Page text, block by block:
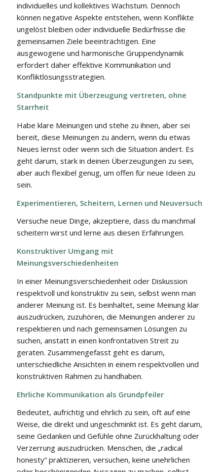
individuelles und kollektives Wachstum. Dennoch
können negative Aspekte entstehen, wenn Konflikte
ungelöst bleiben oder individuelle Bedürfnisse die
gemeinsamen Ziele beeinträchtigen. Eine
ausgewogene und harmonische Gruppendynamik
erfordert daher effektive Kommunikation und
Konfliktlösungsstrategien.
Standpunkte mit Überzeugung vertreten, ohne
Starrheit
Habe klare Meinungen und stehe zu ihnen, aber sei
bereit, diese Meinungen zu ändern, wenn du etwas
Neues lernst oder wenn sich die Situation ändert. Es
geht darum, stark in deinen Überzeugungen zu sein,
aber auch flexibel genug, um offen für neue Ideen zu
sein.
Experimentieren, Scheitern, Lernen und Neuversuch
Versuche neue Dinge, akzeptiere, dass du manchmal
scheitern wirst und lerne aus diesen Erfahrungen.
Konstruktiver Umgang mit
Meinungsverschiedenheiten
In einer Meinungsverschiedenheit oder Diskussion
respektvoll und konstruktiv zu sein, selbst wenn man
anderer Meinung ist. Es beinhaltet, seine Meinung klar
auszudrücken, zuzuhören, die Meinungen anderer zu
respektieren und nach gemeinsamen Lösungen zu
suchen, anstatt in einen konfrontativen Streit zu
geraten. Zusammengefasst geht es darum,
unterschiedliche Ansichten in einem respektvollen und
konstruktiven Rahmen zu handhaben.
Ehrliche Kommunikation als Grundpfeiler
Bedeutet, aufrichtig und ehrlich zu sein, oft auf eine
Weise, die direkt und ungeschminkt ist. Es geht darum,
seine Gedanken und Gefühle ohne Zurückhaltung oder
Verzerrung auszudrücken. Menschen, die „radical
honesty“ praktizieren, versuchen, keine unehrlichen